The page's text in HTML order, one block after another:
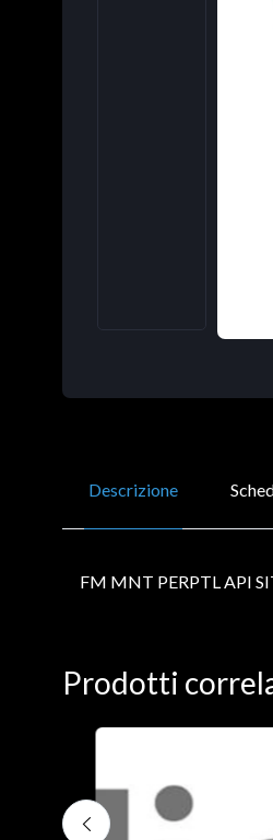
Descrizione
FM MNT PERPTL API
Prodotti